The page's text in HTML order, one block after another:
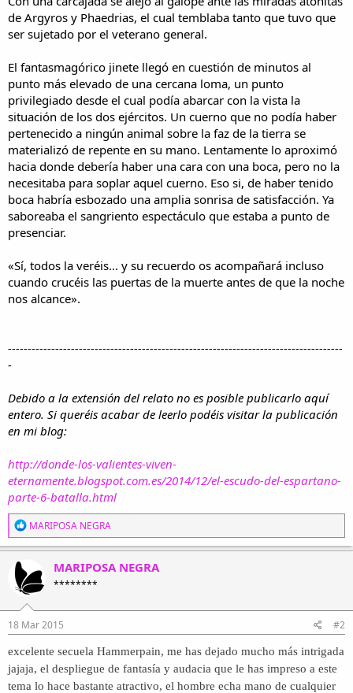
de Argyros y Phaedrias, el cual temblaba tanto que tuvo que
ser sujetado por el veterano general.
El fantasmagórico jinete llegó en cuestión de minutos al
punto más elevado de una cercana loma, un punto
privilegiado desde el cual podía abarcar con la vista la
situación de los dos ejércitos. Un cuerno que no podía haber
pertenecido a ningún animal sobre la faz de la tierra se
materializó de repente en su mano. Lentamente lo aproximó
hacia donde debería haber una cara con una boca, pero no la
necesitaba para soplar aquel cuerno. Eso si, de haber tenido
boca habría esbozado una amplia sonrisa de satisfacción. Ya
saboreaba el sangriento espectáculo que estaba a punto de
presenciar.
«Sí, todos la veréis... y su recuerdo os acompañará incluso
cuando crucéis las puertas de la muerte antes de que la noche
nos alcance».
-------------------------------------------------------------------------------------
-
Debido a la extensión del relato no es posible publicarlo aquí
entero. Si queréis acabar de leerlo podéis visitar la publicación
en mi blog:
http://donde-los-valientes-viven-
eternamente.blogspot.com.es/2014/12/el-escudo-del-espartano-
parte-6-batalla.html
R
e
a
c
i
o
n
e
s
:
MARIPOSA NEGRA
MARIPOSA NEGRA
********
18 Mar 2015 #2
excelente secuela Hammerpain, me has dejado mucho más intrigada
jajaja, el despliegue de fantasía y audacia que le has impreso a este
tema lo hace bastante atractivo, el hombre echa mano de cualquier